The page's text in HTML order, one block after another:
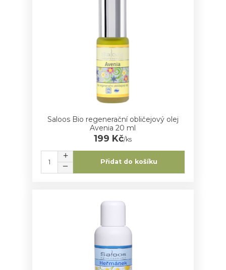
Saloos Bio regenerační obličejový olej
Avenia 20 ml
199 Kč/ks
Přidat do košíku